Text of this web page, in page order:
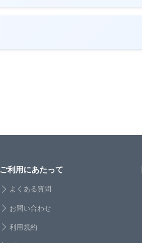
ご利用にあたって
よくある質問
お問い合わせ
利用規約